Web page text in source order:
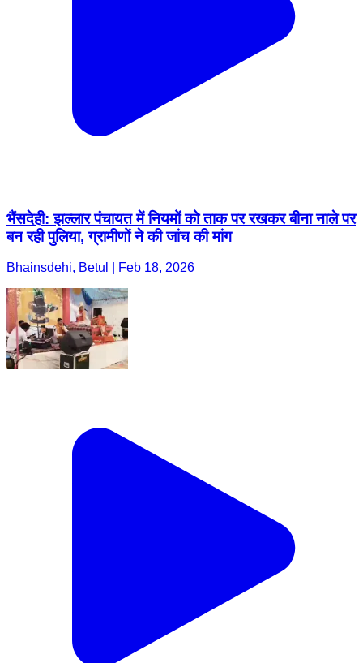
भैंसदेही: झल्लार पंचायत में नियमों को ताक पर रखकर बीना नाले पर
बन रही पुलिया, ग्रामीणों ने की जांच की मांग
Bhainsdehi, Betul | Feb 18, 2026